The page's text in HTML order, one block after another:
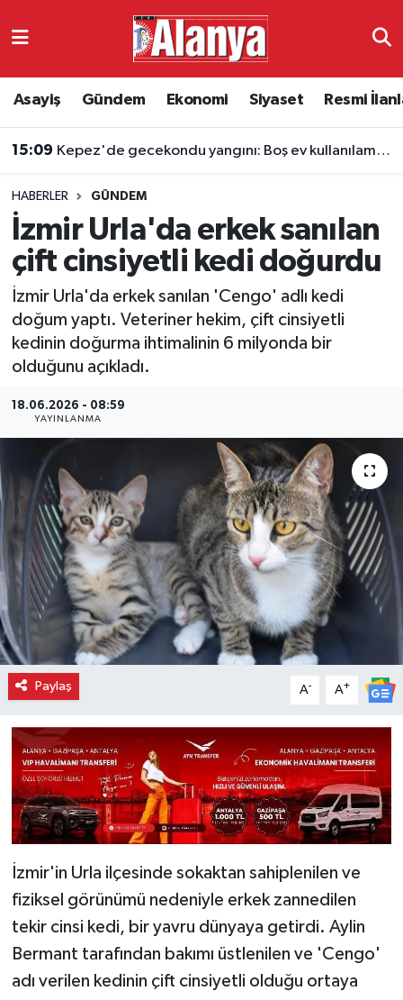
Asayiş Gündem Ekonomi Siyaset Resmi
15:09 Kepez'de gecekondu yangını: Boş ev kullanılamaz hale geldi
HABERLER GÜNDEM
İzmir Urla'da erkek sanılan
çift cinsiyetli kedi doğurdu
İzmir Urla'da erkek sanılan 'Cengo' adlı kedi
doğum yaptı. Veteriner hekim, çift cinsiyetli
kedinin doğurma ihtimalinin 6 milyonda bir
olduğunu açıkladı.
18.06.2026 - 08:59
YAYINLANMA
Paylaş A- A+
İzmir'in Urla ilçesinde sokaktan sahiplenilen ve
fiziksel görünümü nedeniyle erkek zannedilen
tekir cinsi kedi, bir yavru dünyaya getirdi. Aylin
Bermant tarafından bakımı üstlenilen ve 'Cengo'
adı verilen kedinin çift cinsiyetli olduğu ortaya
Ekonomi
Resmi İlanlar
Alanyaspor
Turizm
Antalya Namaz Vakitleri
Süper Lig Puan Durumu ve Fikstür
Tüm Manşetler
Son Dakika Haberleri